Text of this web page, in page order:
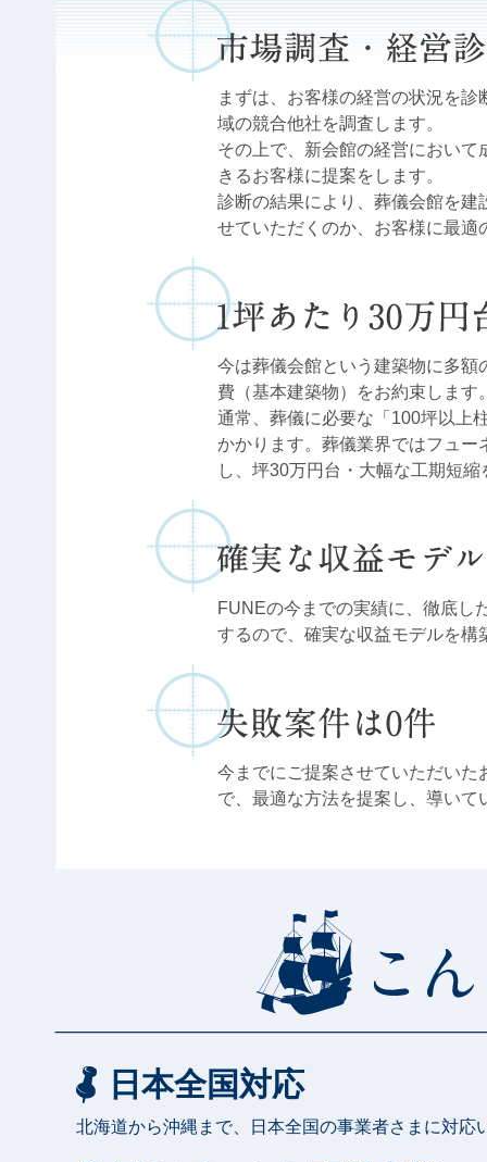
まずは、お客様の経営の状況を
域の競合他社を調査します。
その上で、新会館の経営におい
きるお客様に提案をします。
診断の結果により、葬儀会館を
せていただくのか、お客様に最適
今は葬儀会館という建築物に多
費（基本建築物）をお約束します
通常、葬儀に必要な「100坪以上
かかります。葬儀業界ではフュ
し、坪30万円台・大幅な工期短
FUNEの今までの実績に、徹底し
するので、確実な収益モデルを構
今までにご提案させていただい
で、最適な方法を提案し、導いて
日本全国対応
北海道から沖縄まで、日本全国の事業者さまに対応